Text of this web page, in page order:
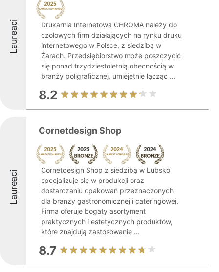
Laureaci
Drukarnia Internetowa CHROMA należy do
czołowych firm działających na rynku druku
internetowego w Polsce, z siedzibą w
Żarach. Przedsiębiorstwo może poszczycić
się ponad trzydziestoletnią obecnością w
branży poligraficznej, umiejętnie łącząc ...
8.2
Laureaci
Cornetdesign Shop
Cornetdesign Shop z siedzibą w Lubsko
specjalizuje się w produkcji oraz
dostarczaniu opakowań przeznaczonych
dla branży gastronomicznej i cateringowej.
Firma oferuje bogaty asortyment
praktycznych i estetycznych produktów,
które znajdują zastosowanie ...
8.7